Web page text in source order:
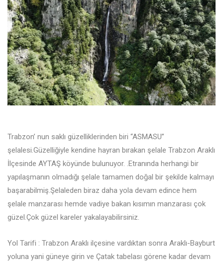
Trabzon’ nun saklı güzelliklerinden biri “ASMASU”
şelalesi.Güzelliğiyle kendine hayran bırakan şelale Trabzon Araklı
İlçesinde AYTAŞ köyünde bulunuyor. .Etranında herhangi bir
yapılaşmanın olmadığı şelale tamamen doğal bir şekilde kalmayı
başarabilmiş.Şelaleden biraz daha yola devam edince hem
şelale manzarası hemde vadiye bakan kısımın manzarası çok
güzel.Çok güzel kareler yakalayabilirsiniz.
Yol Tarifi : Trabzon Araklı ilçesine vardıktan sonra Araklı-Bayburt
yoluna yani güneye girin ve Çatak tabelası görene kadar devam